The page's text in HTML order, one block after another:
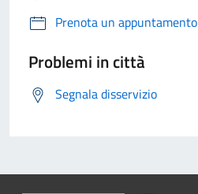
Prenota un appuntamento
Problemi in città
Segnala disservizio